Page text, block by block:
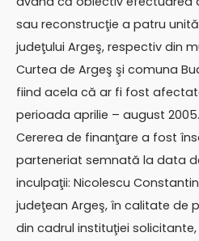
sau reconstrucţie a patru
judeţului Argeş, respectiv din
Curtea de Argeş şi comuna
fiind acela că ar fi fost
perioada aprilie – august 2005.
Cererea de finanţare a fost
parteneriat semnată la data
inculpaţii: Nicolescu
judeţean Argeş, în calitate de
din cadrul instituţiei